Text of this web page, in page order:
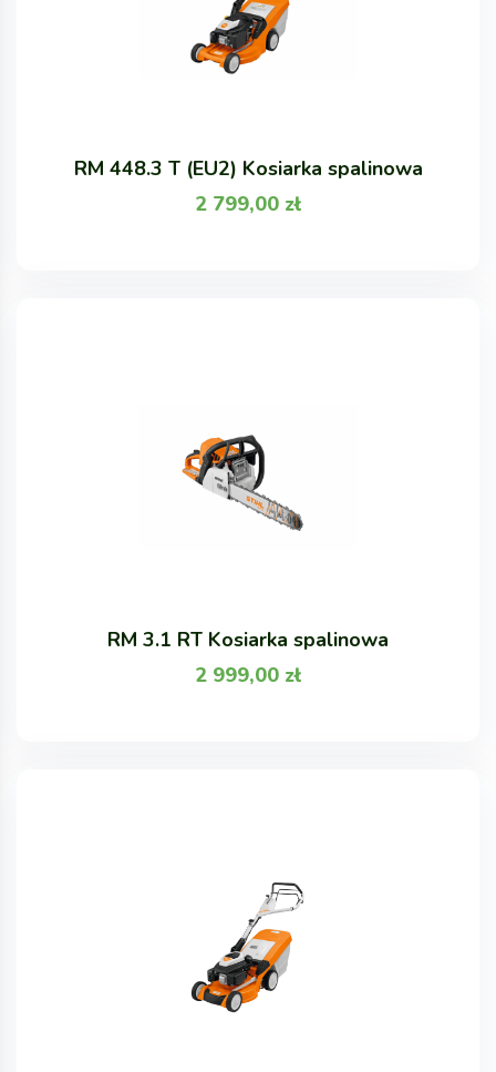
RM 448.3 T (EU2) Kosiarka spalinowa
2 799,00 zł
RM 3.1 RT Kosiarka spalinowa
2 999,00 zł